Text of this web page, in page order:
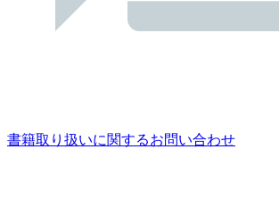
書籍取り扱いに関するお問い合わせ